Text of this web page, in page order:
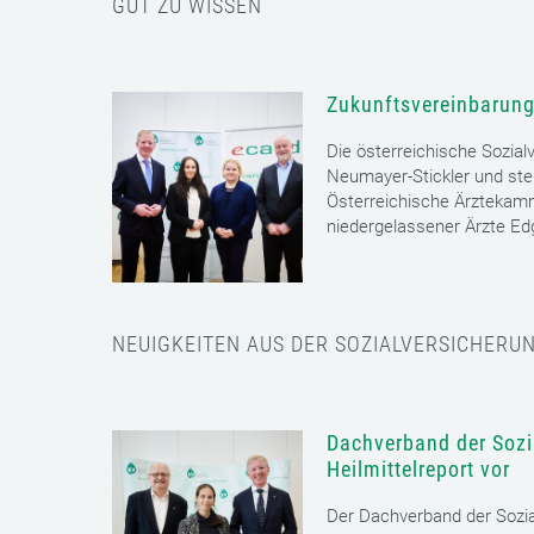
GUT ZU WISSEN
Die österreichische
Neumayer-Stickler und
Österreichische
niedergelassener Ärzte
NEUIGKEITEN AUS DER
Dachverband der
Heilmittelreport vor
Der Dachverband der